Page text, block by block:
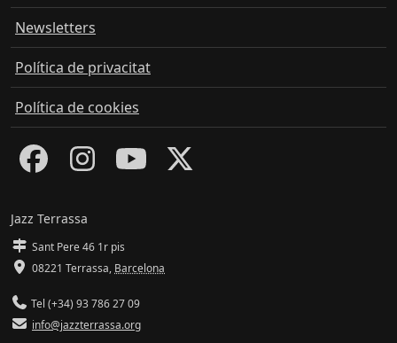
Newsletters
Política de privacitat
Política de cookies
Jazz Terrassa
Sant Pere 46 1r pis
08221 Terrassa, Barcelona
Tel (+34) 93 786 27 09
info@jazzterrassa.org